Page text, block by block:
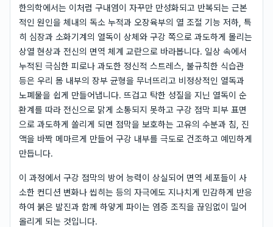
한의학에서는 이처럼 구내염이 자꾸만 만성화되고 반복되는 근본
적인 원인을 체내의 독소 누적과 오장육부의 열 조절 기능 저하, 특
히 심장과 소화기계의 열독이 상체와 구강 쪽으로 과도하게 몰리는
상열 현상과 전신의 면역 체계 교란으로 바라봅니다. 일상 속에서
누적된 극심한 피로나 과도한 정신적 스트레스, 불규칙한 식습관
등은 우리 몸 내부의 장부 균형을 무너뜨리고 비정상적인 열독과
노폐물을 쉽게 만들어냅니다. 뜨겁고 탁한 성질을 지닌 열독이 순
환계를 따라 전신으로 맑게 소통되지 못하고 구강 점막 피부 표면
으로 과도하게 쏠리게 되면 점막을 보호하는 고유의 수분과 침, 진
액을 바짝 메마르게 만들어 구강 내부를 극도로 건조하고 예민하게
만듭니다.
이 과정에서 구강 점막의 방어 능력이 상실되어 면역 세포들이 사
소한 컨디션 변화나 씹히는 등의 자극에도 지나치게 민감하게 반응
하여 붉은 발진과 함께 하얗게 파이는 염증 조직을 끊임없이 밀어
올리게 되는 것입니다.